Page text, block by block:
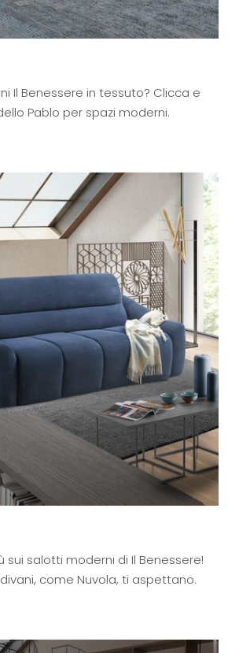
Il Benessere in tessuto? Clicca e
Pablo per spazi moderni.
sui salotti moderni di Il Benessere!
come Nuvola, ti aspettano.